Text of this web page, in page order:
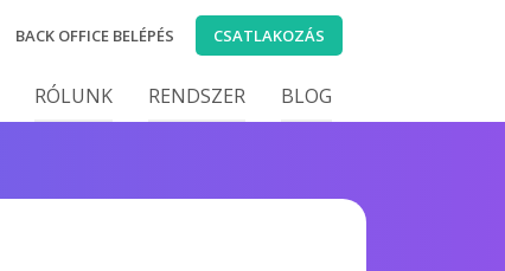
BACK OFFICE BELÉPÉS CSATLAKOZÁS
RÓLUNK RENDSZER BLOG